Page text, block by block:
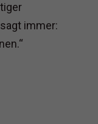
immer: